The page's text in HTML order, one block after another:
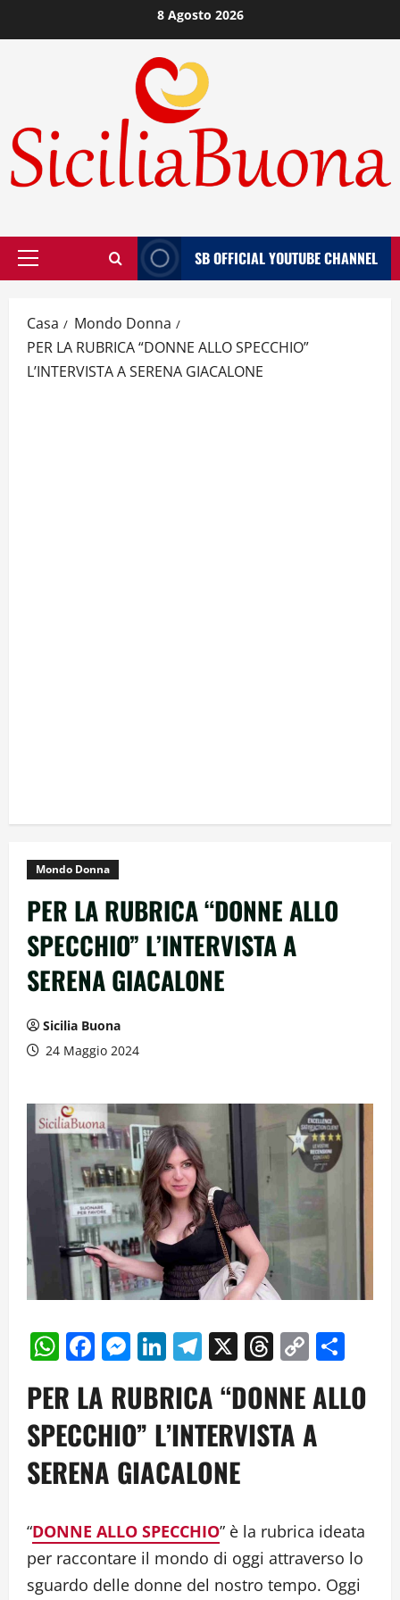
al
8 Agosto 2026
Menù
SB OFFICIAL YOUTUBE CHANNEL
Casa
Mondo Donna
PER LA RUBRICA “DONNE ALLO SPECCHIO”
L’INTERVISTA A SERENA GIACALONE
Mondo Donna
PER LA RUBRICA “DONNE ALLO
SPECCHIO” L’INTERVISTA A
SERENA GIACALONE
Sicilia Buona
24 Maggio 2024
WhatsApp
Facebook
Messenger
LinkedIn
Telegram
X Threads
Copy
PER LA RUBRICA “DONNE ALLO
SPECCHIO” L’INTERVISTA A
SERENA GIACALONE
“DONNE ALLO SPECCHIO” è la rubrica ideata
per raccontare il mondo di oggi attraverso lo
sguardo delle donne del nostro tempo. Oggi